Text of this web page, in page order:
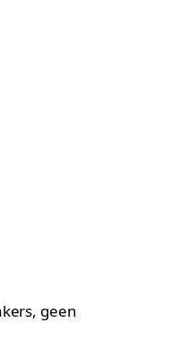
geen